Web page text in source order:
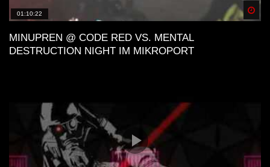
01:10:22
MINUPREN @ CODE RED VS. MENTAL
DESTRUCTION NIGHT IM MIKROPORT